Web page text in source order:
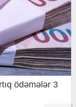
ödəmələr 3